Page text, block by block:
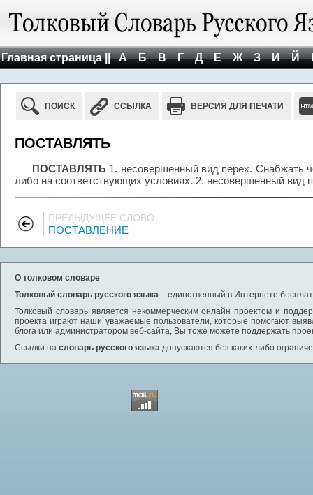
Главная страница || А Б В Г Д Е Ж З И Й
ПОИСК ССЫЛКА ВЕРСИЯ ДЛЯ ПЕЧАТИ
ПОСТАВЛЯТЬ
ПОСТАВЛЯТЬ 1. несовершенный вид перех. Снабжать
либо на соответствующих условиях. 2. несовершенный вид
ПРЕДЫДУЩЕЕ СЛОВО
ПОСТАВЛЕНИЕ
О толковом словаре
Толковый словарь русского языка – единственный в Интернете
Толковый словарь является некоммерческим онлайн проектом и
проекта играют наши уважаемые пользователи, которые помогают
блога или администратором веб-сайта, Вы тоже можете поддержать
Ссылки на словарь русского языка допускаются без каких-либо